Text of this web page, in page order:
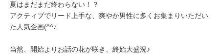
夏はまだまだ終わらない！？
アクティブでリード上手な、爽やか男性に多くお集まりいただい
た人気企画(^^♪
当然、開始よりお話の花が咲き、終始大盛況♪